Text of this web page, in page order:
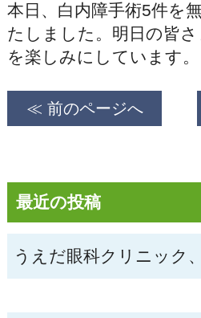
最近の投稿
うえだ眼科クリニック
本日、白内障手術5件を
たしました。明日の皆
を楽しみにしています。
≪ 前のページへ